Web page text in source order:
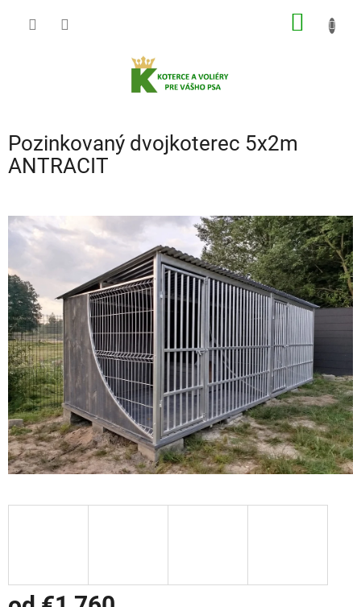
Pozinkovaný dvojkoterec 5x2m
ANTRACIT